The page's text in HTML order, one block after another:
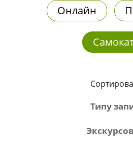
Онлайн
Типу